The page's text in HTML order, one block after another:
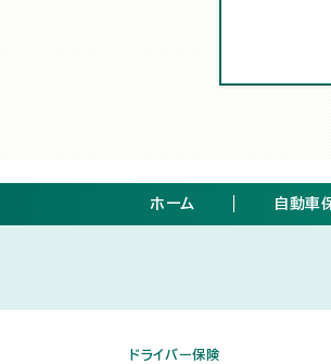
ホーム 自動車
ドライバー保険